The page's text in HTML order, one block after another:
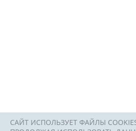
САЙТ ИСПОЛЬЗУЕТ ФАЙЛЫ